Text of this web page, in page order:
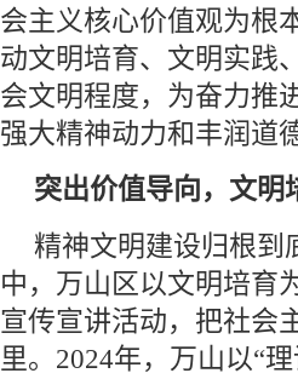
会主义核心价值观为根
动文明培育、文明实践
会文明程度，为奋力推
强大精神动力和丰润道
突出价值导向，文明
精神文明建设归根到
中，万山区以文明培育
宣传宣讲活动，把社会
里。2024年，万山以“